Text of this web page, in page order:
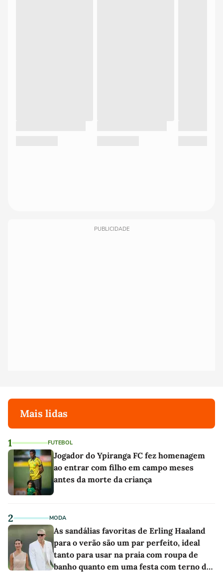
PUBLICIDADE
Mais lidas
1 FUTEBOL
Jogador do Ypiranga FC fez homenagem
ao entrar com filho em campo meses
antes da morte da criança
2 MODA
As sandálias favoritas de Erling Haaland
para o verão são um par perfeito, ideal
tanto para usar na praia com roupa de
banho quanto em uma festa com terno de